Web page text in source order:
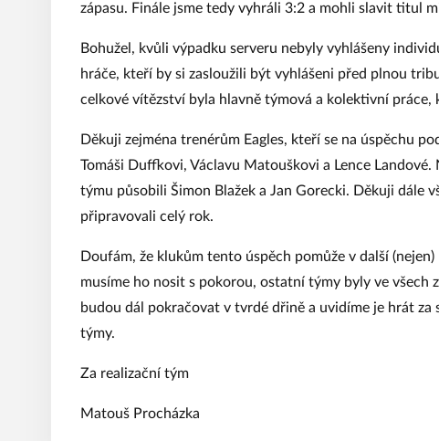
zápasu. Finále jsme tedy vyhráli 3:2 a mohli slavit titul
Bohužel, kvůli výpadku serveru nebyly vyhlášeny
hráče, kteří by si zasloužili být vyhlášeni před plnou
celkové vítězství byla hlavně týmová a kolektivní práce,
Děkuji zejména trenérům Eagles, kteří se na úspěchu
Tomáši Duffkovi, Václavu Matouškovi a Lence
týmu působili Šimon Blažek a Jan Gorecki. Děkuji dále
připravovali celý rok.
Doufám, že klukům tento úspěch pomůže v další
musíme ho nosit s pokorou, ostatní týmy byly ve všech
budou dál pokračovat v tvrdé dřině a uvidíme je hrát
týmy.
Za realizační tým
Matouš Procházka